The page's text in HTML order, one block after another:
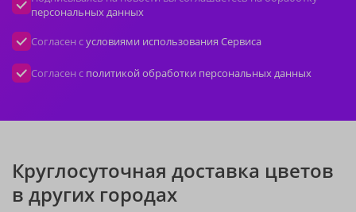
персональных данных
Согласен сусловиями использования Сервиса
Согласен с политикой обработки персональных данных
Круглосуточная доставка цветов
в других городах